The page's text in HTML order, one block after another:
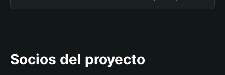
Socios del proyecto